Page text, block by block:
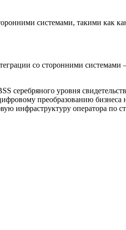
системами, такими как
со сторонними
уровня
преобразованию
инфраструктуру оператора по